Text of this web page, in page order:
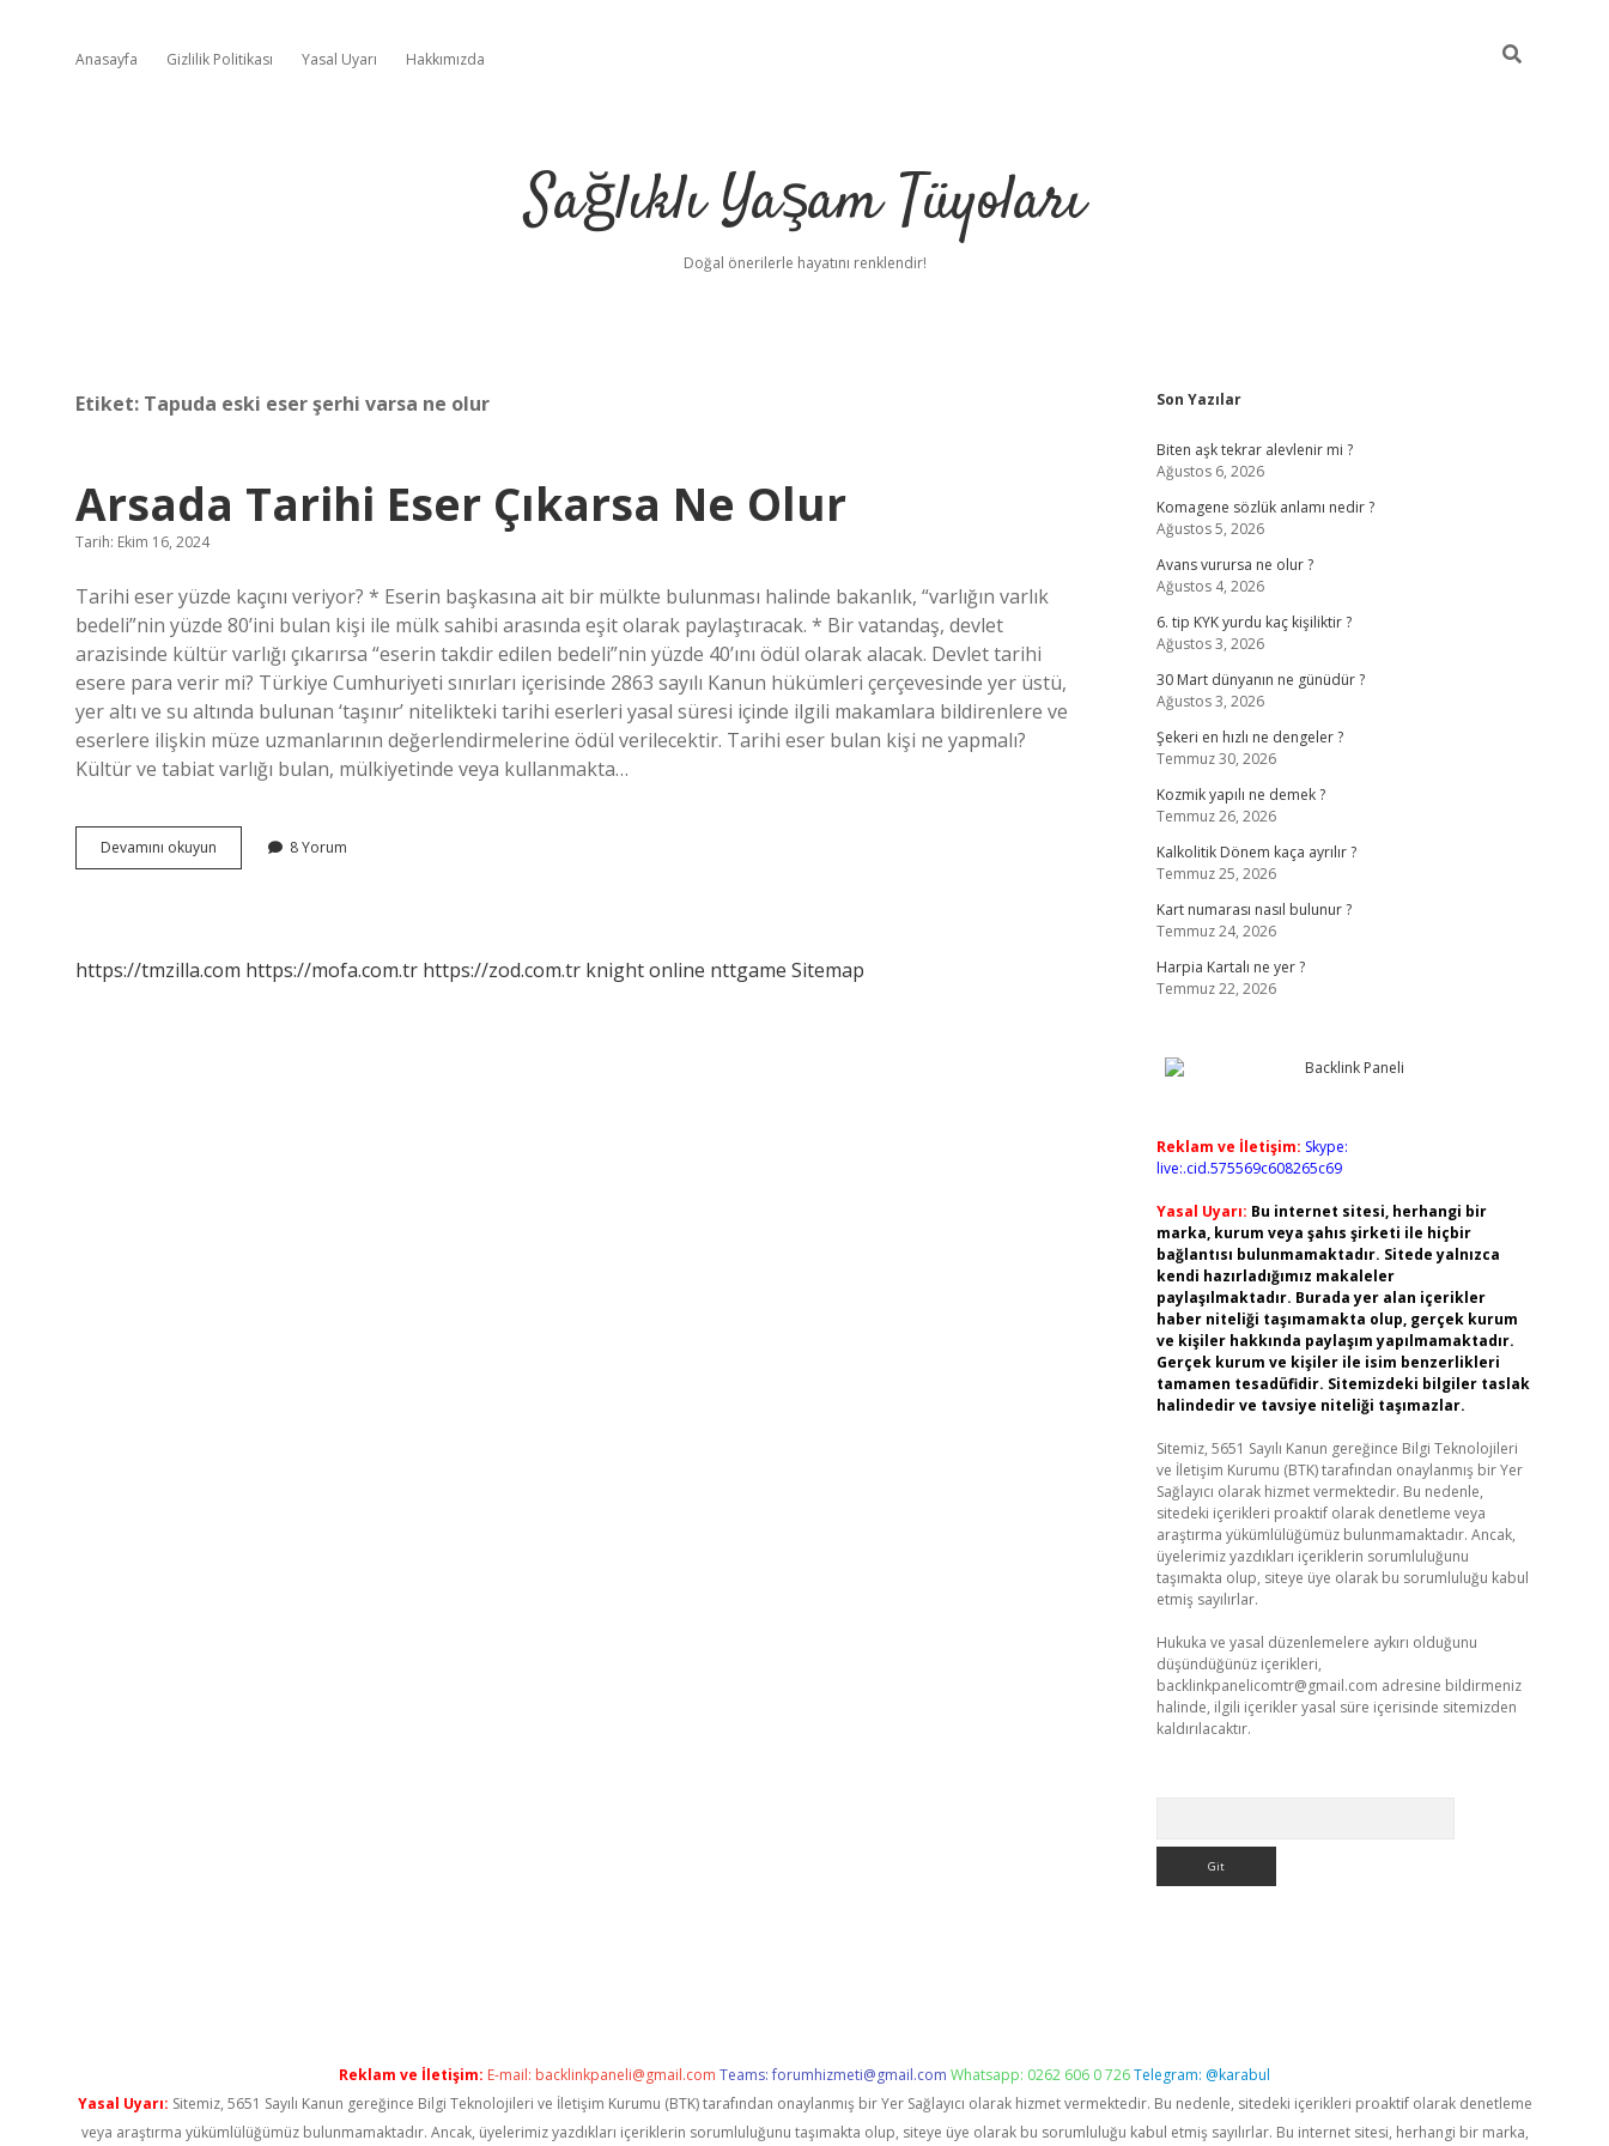
Anasayfa Gizlilik Politikası Yasal Uyarı Hakkımızda
Sağlıklı Yaşam Tüyoları
Doğal önerilerle hayatını renklendir!
Etiket: Tapuda eski eser şerhi varsa ne olur
Arsada Tarihi Eser Çıkarsa Ne Olur
Tarih: Ekim 16, 2024
Tarihi eser yüzde kaçını veriyor? * Eserin başkasına ait bir mülkte bulunması halinde bakanlık, “varlığın varlık
bedeli”nin yüzde 80’ini bulan kişi ile mülk sahibi arasında eşit olarak paylaştıracak. * Bir vatandaş, devlet
arazisinde kültür varlığı çıkarırsa “eserin takdir edilen bedeli”nin yüzde 40’ını ödül olarak alacak. Devlet tarihi
esere para verir mi? Türkiye Cumhuriyeti sınırları içerisinde 2863 sayılı Kanun hükümleri çerçevesinde yer üstü,
yer altı ve su altında bulunan ‘taşınır’ nitelikteki tarihi eserleri yasal süresi içinde ilgili makamlara bildirenlere ve
eserlere ilişkin müze uzmanlarının değerlendirmelerine ödül verilecektir. Tarihi eser bulan kişi ne yapmalı?
Kültür ve tabiat varlığı bulan, mülkiyetinde veya kullanmakta…
Devamını okuyun
Tarihi
8 Yorum
https://tmzilla.com https://mofa.com.tr https://zod.com.tr knight online nttgame Sitemap
Sidebar
Son Yazılar
Biten aşk tekrar alevlenir mi ?
Ağustos 6, 2026
Komagene sözlük anlamı nedir ?
Ağustos 5, 2026
Avans vurursa ne olur ?
Ağustos 4, 2026
6. tip KYK yurdu kaç kişiliktir ?
Ağustos 3, 2026
30 Mart dünyanın ne günüdür ?
Ağustos 3, 2026
Şekeri en hızlı ne dengeler ?
Temmuz 30, 2026
Kozmik yapılı ne demek ?
Temmuz 26, 2026
Kalkolitik Dönem kaça ayrılır ?
Temmuz 25, 2026
Kart numarası nasıl bulunur ?
Temmuz 24, 2026
Harpia Kartalı ne yer ?
Temmuz 22, 2026
Reklam ve İletişim: Skype:
live:.cid.575569c608265c69
Yasal Uyarı: Bu internet sitesi, herhangi bir
marka, kurum veya şahıs şirketi ile hiçbir
bağlantısı bulunmamaktadır. Sitede yalnızca
kendi hazırladığımız makaleler
paylaşılmaktadır. Burada yer alan içerikler
haber niteliği taşımamakta olup, gerçek kurum
ve kişiler hakkında paylaşım yapılmamaktadır.
Gerçek kurum ve kişiler ile isim benzerlikleri
tamamen tesadüfidir. Sitemizdeki bilgiler taslak
halindedir ve tavsiye niteliği taşımazlar.
Sitemiz, 5651 Sayılı Kanun gereğince Bilgi Teknolojileri
ve İletişim Kurumu (BTK) tarafından onaylanmış bir Yer
Sağlayıcı olarak hizmet vermektedir. Bu nedenle,
sitedeki içerikleri proaktif olarak denetleme veya
araştırma yükümlülüğümüz bulunmamaktadır. Ancak,
üyelerimiz yazdıkları içeriklerin sorumluluğunu
taşımakta olup, siteye üye olarak bu sorumluluğu kabul
etmiş sayılırlar.
Hukuka ve yasal düzenlemelere aykırı olduğunu
düşündüğünüz içerikleri,
backlinkpanelicomtr@gmail.com adresine bildirmeniz
halinde, ilgili içerikler yasal süre içerisinde sitemizden
kaldırılacaktır.
Reklam ve İletişim: E-mail: backlinkpaneli@gmail.com Teams:forumhizmeti@gmail.com Whatsapp: 0262 606 0 726Telegram: @karabul
Yasal Uyarı: Sitemiz, 5651 Sayılı Kanun gereğince Bilgi Teknolojileri ve İletişim Kurumu (BTK) tarafından onaylanmış bir Yer Sağlayıcı olarak hizmet vermektedir. Bu nedenle, sitedeki içerikleri proaktif olarak denetleme
veya araştırma yükümlülüğümüz bulunmamaktadır. Ancak, üyelerimiz yazdıkları içeriklerin sorumluluğunu taşımakta olup, siteye üye olarak bu sorumluluğu kabul etmiş sayılırlar. Bu internet sitesi, herhangi bir marka,